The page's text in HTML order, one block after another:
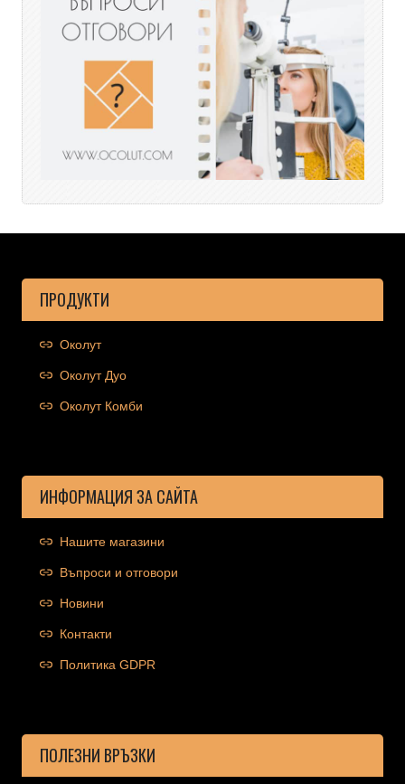
ПРОДУКТИ
Околут
Околут Дуо
Околут Комби
ИНФОРМАЦИЯ ЗА САЙТА
Нашите магазини
Въпроси и отговори
Новини
Контакти
Политика GDPR
ПОЛЕЗНИ ВРЪЗКИ